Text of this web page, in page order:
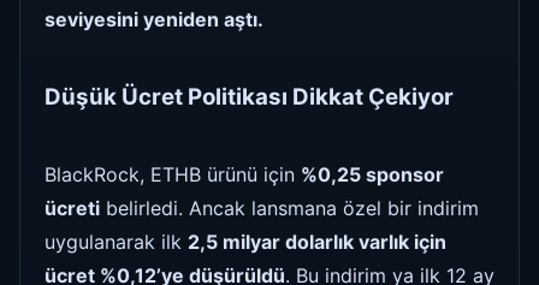
seviyesini yeniden aştı.
Düşük Ücret Politikası Dikkat Çekiyor
BlackRock, ETHB ürünü için %0,25 sponsor
ücreti belirledi. Ancak lansmana özel bir indirim
uygulanarak ilk 2,5 milyar dolarlık varlık için
ücret %0,12’ye düşürüldü. Bu indirim ya ilk 12 ay